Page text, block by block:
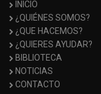
INICIO
¿QUIÉNES SOMOS?
¿QUE HACEMOS?
¿QUIERES AYUDAR?
BIBLIOTECA
NOTICIAS
CONTACTO